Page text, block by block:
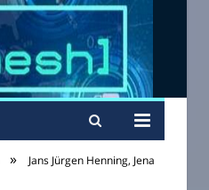
» Jans Jürgen Henning, Jena